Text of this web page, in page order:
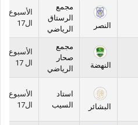
النصر
مجمع
الرستاق
الرياضي
الأسبوع
ال17
النهضة
مجمع
صحار
الرياضي
الأسبوع
ال 17
البشائر
استاد
السيب
الأسبوع
ال17